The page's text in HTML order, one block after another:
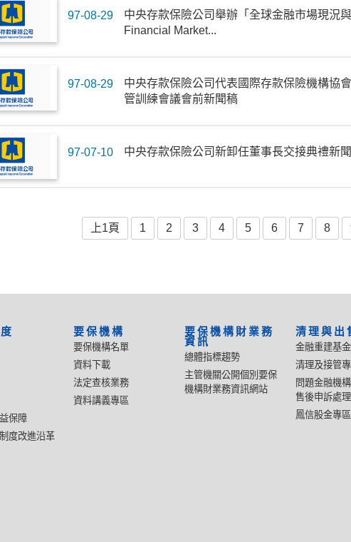
97-08-29
中央存款保險公司舉辦「全球金融市場現況
Financial Market...
97-08-29
中央存款保險公司代表國際存款保險機構協
管訓練會議會前新聞稿
97-07-10 中央存款保險公司新卸任董事長交接典禮新
上1頁 1 2 3 4 5 6 7 8
保障
度改進沿革
要保機構
要保機構名單
資料下載
法定查核業務
資料講義專區
要保機構財業務
資訊
總體指標趨勢
主管機關公開個別要保
機構財業務資訊網站
清理與出
金融重建基金
清理及接管
問題金融機
售後申訴處
鳳信股金專區